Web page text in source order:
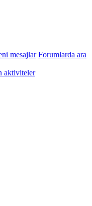
mesajlar Forumlarda ara
aktiviteler